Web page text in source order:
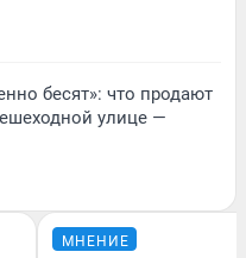
бесят»: что продают
улице —
МНЕНИЕ